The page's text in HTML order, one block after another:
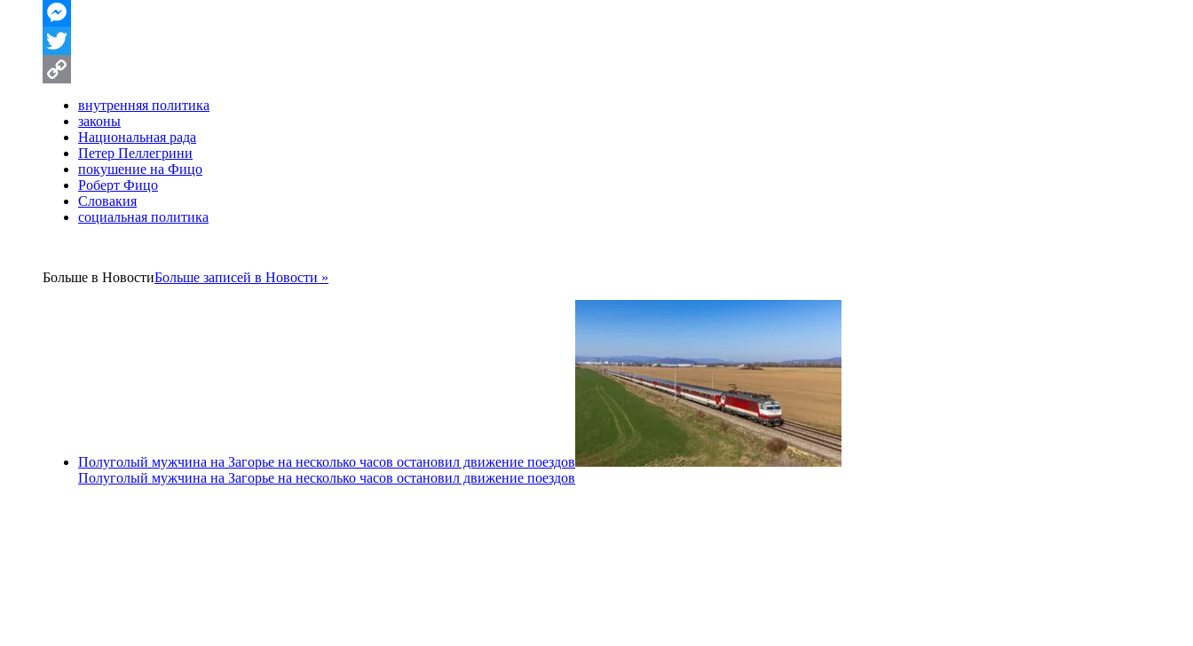
WhatsApp
Messenger
Twitter
Link
внутренняя политика
законы
Национальная рада
Петер Пеллегрини
покушение на Фицо
Роберт Фицо
Словакия
социальная политика
Больше в НовостиБольше записей в Новости »
Полуголый мужчина на Загорье на несколько часов остановил движение поездов
Полуголый мужчина на Загорье на несколько часов остановил движение поездов